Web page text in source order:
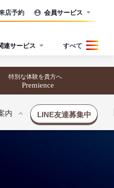
店予約 会員サービス
連サービス すべて
特別な体験を貴方へ
Premience
内 LINE友達募集中